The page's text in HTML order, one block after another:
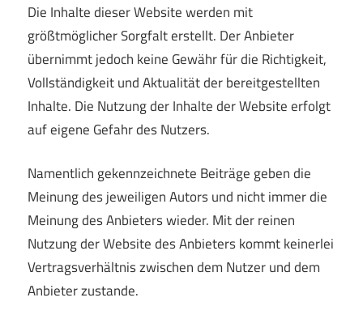
Die Inhalte dieser Website werden mit
größtmöglicher Sorgfalt erstellt. Der Anbieter
übernimmt jedoch keine Gewähr für die Richtigkeit,
Vollständigkeit und Aktualität der bereitgestellten
Inhalte. Die Nutzung der Inhalte der Website erfolgt
auf eigene Gefahr des Nutzers.
Namentlich gekennzeichnete Beiträge geben die
Meinung des jeweiligen Autors und nicht immer die
Meinung des Anbieters wieder. Mit der reinen
Nutzung der Website des Anbieters kommt keinerlei
Vertragsverhältnis zwischen dem Nutzer und dem
Anbieter zustande.